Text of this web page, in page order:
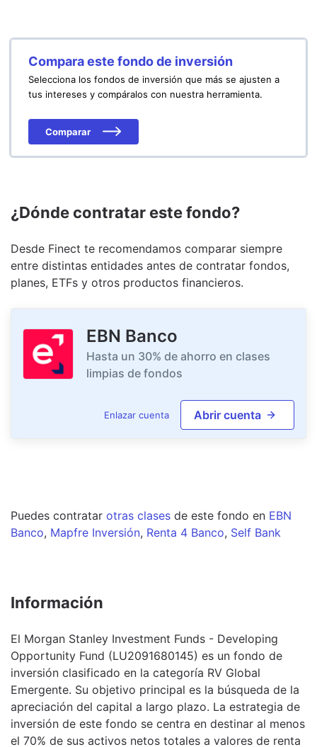
Compara este fondo de inversión
Selecciona los fondos de inversión que más se ajusten a
tus intereses y compáralos con nuestra herramienta.
Comparar
¿Dónde contratar este fondo?
Desde Finect te recomendamos comparar siempre
entre distintas entidades antes de contratar fondos,
planes, ETFs y otros productos financieros.
EBN Banco
Hasta un 30% de ahorro en clases
limpias de fondos
Enlazar cuenta Abrir cuenta
Puedes contratar otras clases de este fondo en EBN
Banco, Mapfre Inversión, Renta 4 Banco, Self Bank
Información
El Morgan Stanley Investment Funds - Developing
Opportunity Fund (LU2091680145) es un fondo de
inversión clasificado en la categoría RV Global
Emergente. Su objetivo principal es la búsqueda de la
apreciación del capital a largo plazo. La estrategia de
inversión de este fondo se centra en destinar al menos
el 70% de sus activos netos totales a valores de renta